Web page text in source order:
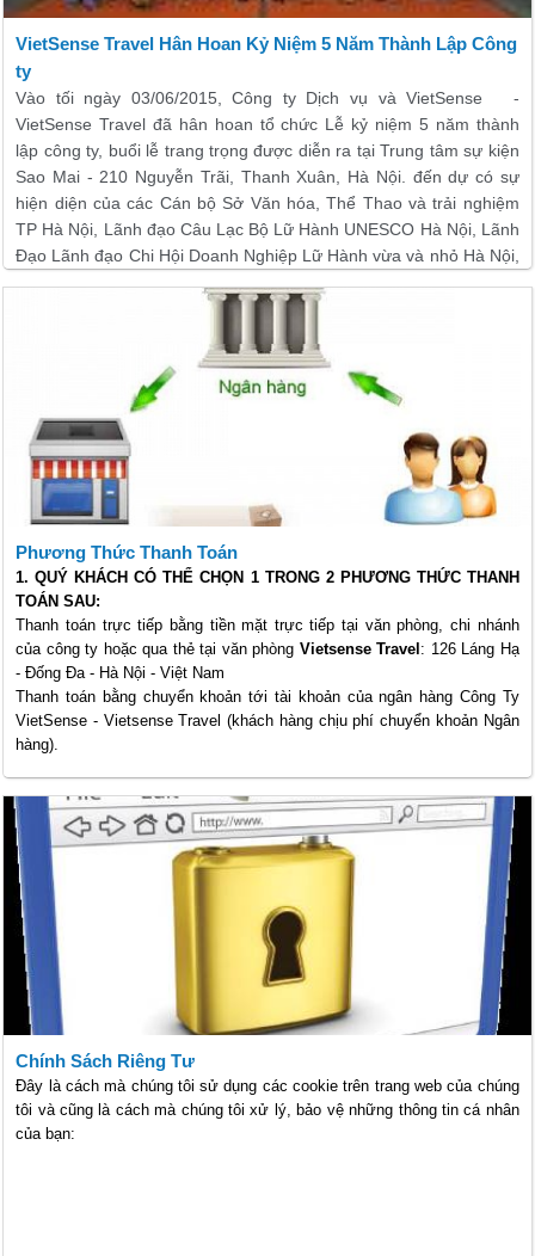
VietSense Travel Hân Hoan Kỷ Niệm 5 Năm Thành Lập Công
ty
Vào tối ngày 03/06/2015, Công ty Dịch vụ và VietSense -
VietSense Travel đã hân hoan tổ chức Lễ kỷ niệm 5 năm thành
lập công ty, buổi lễ trang trọng được diễn ra tại Trung tâm sự kiện
Sao Mai - 210 Nguyễn Trãi, Thanh Xuân, Hà Nội. đến dự có sự
hiện diện của các Cán bộ Sở Văn hóa, Thể Thao và trải nghiệm
TP Hà Nội, Lãnh đạo Câu Lạc Bộ Lữ Hành UNESCO Hà Nội, Lãnh
Đạo Lãnh đạo Chi Hội Doanh Nghiệp Lữ Hành vừa và nhỏ Hà Nội,
Ban lãnh đạo cùng toàn thể nhân viên công ty.
Phương Thức Thanh Toán
1. QUÝ KHÁCH CÓ THỂ CHỌN 1 TRONG 2 PHƯƠNG THỨC THANH
TOÁN SAU:
Thanh toán trực tiếp bằng tiền mặt trực tiếp tại văn phòng, chi nhánh
của công ty hoặc qua thẻ tại văn phòng Vietsense Travel : 126 Láng Hạ
- Đống Đa - Hà Nội - Việt Nam
Thanh toán bằng chuyển khoản tới tài khoản của ngân hàng Công Ty
VietSense - Vietsense Travel (khách hàng chịu phí chuyển khoản Ngân
hàng).
Chính Sách Riêng Tư
Đây là cách mà chúng tôi sử dụng các cookie trên trang web của chúng
tôi và cũng là cách mà chúng tôi xử lý, bảo vệ những thông tin cá nhân
của bạn: